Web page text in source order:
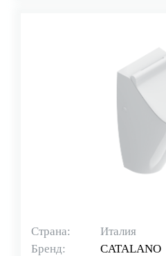
Страна:
Италия
Бренд:
CATALANO